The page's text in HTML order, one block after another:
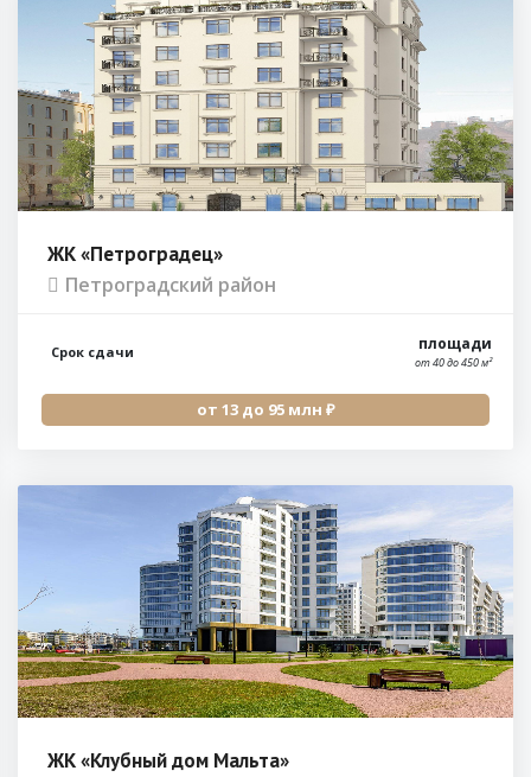
ЖК «Петроградец»
Петроградский район
Срок сдачи площади
от 40 до 450 м²
от 13 до 95 млн ₽
ЖК «Клубный дом Мальта»